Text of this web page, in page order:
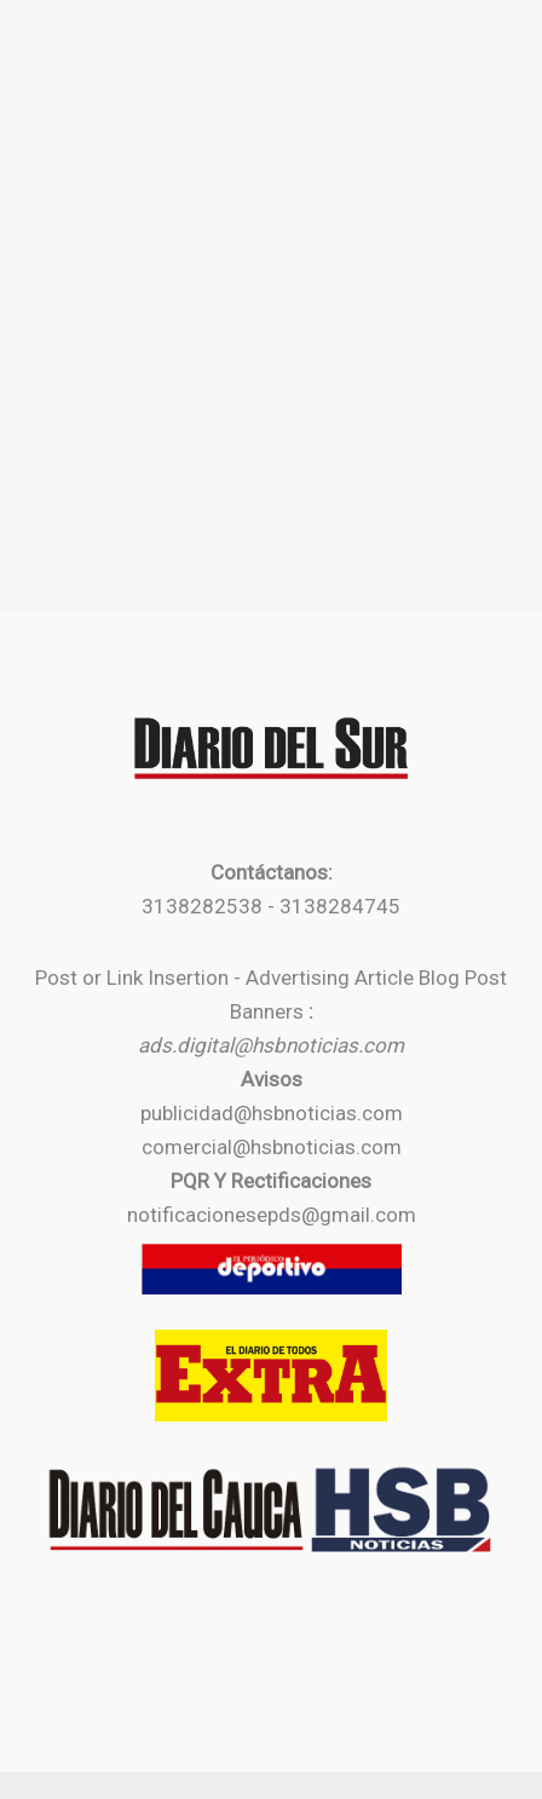
Contáctanos:
3138282538 - 3138284745
Post or Link Insertion - Advertising Article Blog Post
Banners :
ads.digital@hsbnoticias.com
Avisos
publicidad@hsbnoticias.com
comercial@hsbnoticias.com
PQR Y Rectificaciones
notificacionesepds@gmail.com